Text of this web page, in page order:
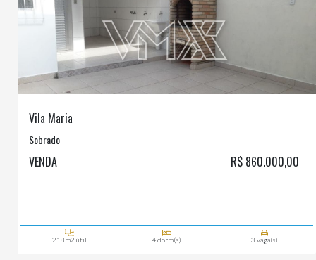
Vila Maria
Sobrado
VENDA R$ 860.000,00
218m2 útil 4 dorm(s) 3 vaga(s)